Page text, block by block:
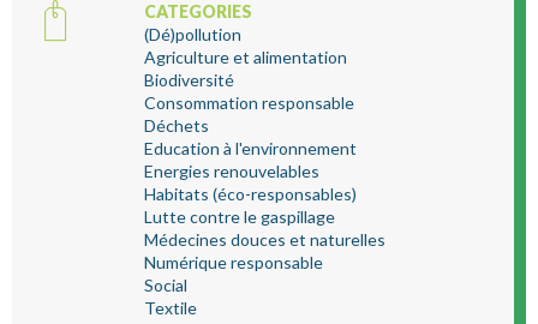
CATEGORIES
(Dé)pollution
Agriculture et alimentation
Biodiversité
Consommation responsable
Déchets
Education à l'environnement
Energies renouvelables
Habitats (éco-responsables)
Lutte contre le gaspillage
Médecines douces et naturelles
Numérique responsable
Social
Textile